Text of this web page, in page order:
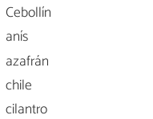
Cebollín
anís
azafrán
chile
cilantro